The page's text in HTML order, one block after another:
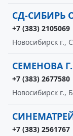
СД-СИБИРЬ
+7 (383) 2105069
Новосибирск г.,
СЕМЕНОВА
+7 (383) 2677580
Новосибирск г.,
+7 (383) 2561767